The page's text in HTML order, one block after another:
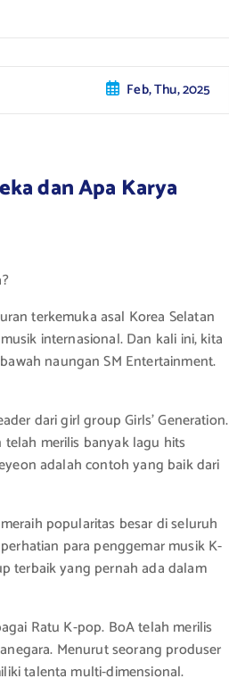
Feb, Thu, 2025
dan Apa Karya
terkemuka asal Korea Selatan
internasional. Dan kali ini, kita
naungan SM Entertainment.
dari girl group Girls’ Generation.
merilis banyak lagu hits
adalah contoh yang baik dari
popularitas besar di seluruh
para penggemar musik K-
terbaik yang pernah ada dalam
Ratu K-pop. BoA telah merilis
Menurut seorang produser
talenta multi-dimensional.